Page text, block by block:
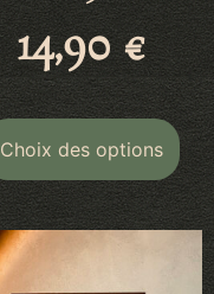
14,90€
Choix des options